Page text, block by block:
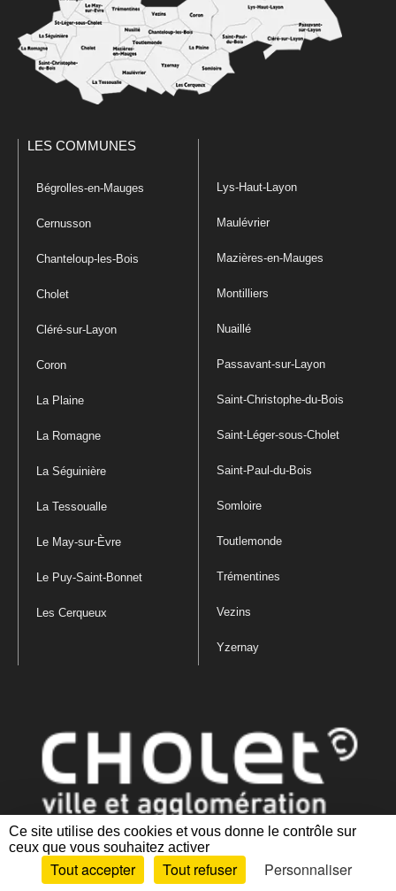
Ce site utilise des cookies et vous donne le contrôle sur
ceux que vous souhaitez activer
Tout accepter Tout refuser
Personnaliser
LES COMMUNES
Bégrolles-en-Mauges
Cernusson
Chanteloup-les-Bois
Cholet
Cléré-sur-Layon
Coron
La Plaine
La Romagne
La Séguinière
La Tessoualle
Le May-sur-Èvre
Le Puy-Saint-Bonnet
Les Cerqueux
Lys-Haut-Layon
Maulévrier
Mazières-en-Mauges
Montilliers
Nuaillé
Passavant-sur-Layon
Saint-Christophe-du-Bois
Saint-Léger-sous-Cholet
Saint-Paul-du-Bois
Somloire
Toutlemonde
Trémentines
Vezins
Yzernay
Mentions légales|Politique de confidentialité
des cookies |Plan du site Accessibilité : partiellement conforme